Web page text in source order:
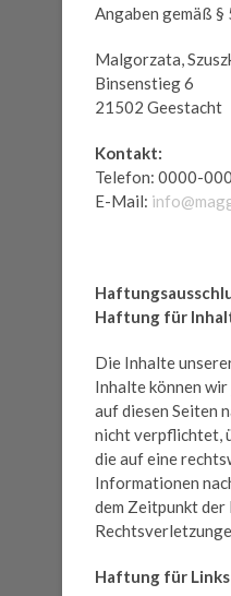
Angaben gemäß §
Malgorzata,
Binsenstieg 6
21502 Geestacht
Kontakt:
Telefon: 0000-
E-Mail:
Haftung für
Die Inhalte
Inhalte können
auf diesen Seiten
nicht verpflichtet,
die auf eine
Informationen
dem Zeitpunkt der
Haftung für Links